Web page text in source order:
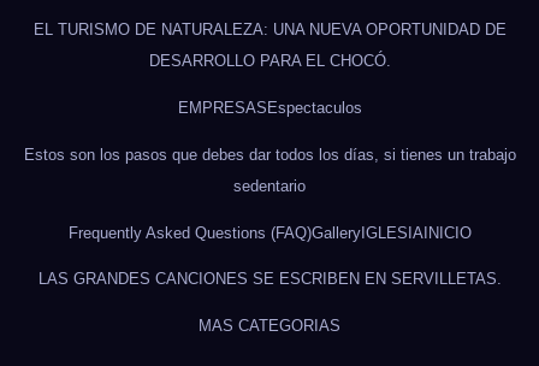
EL TURISMO DE NATURALEZA: UNA NUEVA OPORTUNIDAD DE
DESARROLLO PARA EL CHOCÓ.
EMPRESAS Espectaculos
Estos son los pasos que debes dar todos los días, si tienes un trabajo
sedentario
Frequently Asked Questions (FAQ)GalleryIGLESIAINICIO
LAS GRANDES CANCIONES SE ESCRIBEN EN SERVILLETAS.
MAS CATEGORIAS